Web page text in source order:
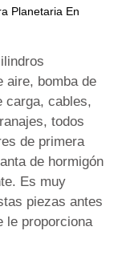
Planetaria En
aire, bomba de
carga, cables,
todos
de primera
de hormigón
Es muy
piezas antes
le proporciona